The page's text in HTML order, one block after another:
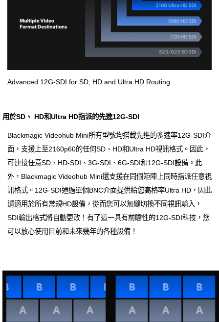
Advanced 12G-SDI for SD, HD and Ultra HD Routing
用於SD、 HD和Ultra HD指派的先進12G-SDI
Blackmagic Videohub Mini所有型號均搭載先進的多速率12G-SDI介
面，支援上至2160p60的任何SD、HD和Ultra HD視訊格式。因此，
可連接任意SD、HD-SDI、3G-SDI、6G-SDI和12G-SDI設備。此
外，Blackmagic Videohub Mini還支援在同個矩陣上同時指派任意視
訊格式。12G-SDI通過單個BNC介面提供給您高格率Ultra HD，因此
還適用於所有常規HD設備，從而您可以無縫切換不同視訊輸入，
SDI輸出格式將自動更改！有了這一具有前瞻性的12G-SDI科技，您
可以放心使用目前和未來幾年的各種設備！